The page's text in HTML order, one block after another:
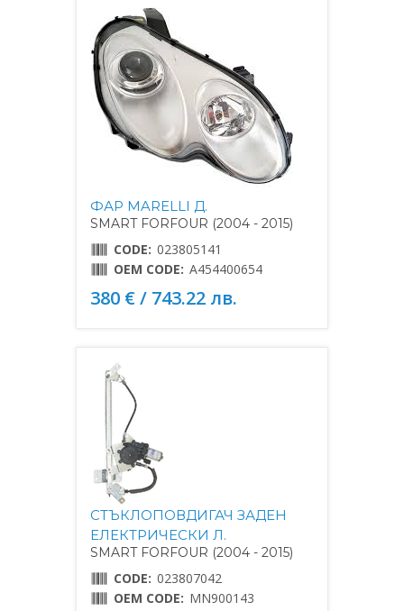
ФАР MARELLI Д.
SMART FORFOUR (2004 - 2015)
CODE: 023805141
OEM CODE: A454400654
380 € / 743.22 лв.
СТЪКЛОПОВДИГАЧ ЗАДЕН
ЕЛЕКТРИЧЕСКИ Л.
SMART FORFOUR (2004 - 2015)
CODE: 023807042
OEM CODE: MN900143